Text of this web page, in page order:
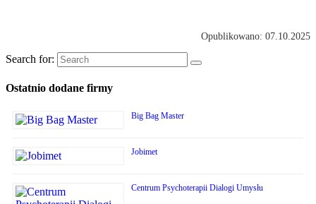
Opublikowano: 07.10.2025
Search for:
Ostatnio dodane firmy
Big Bag Master
Jobimet
Centrum Psychoterapii Dialogi Umysłu